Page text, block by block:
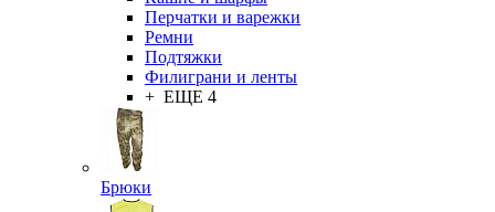
Хиты сезона